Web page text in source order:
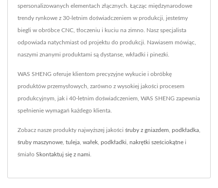
spersonalizowanych elementach złącznych. Łącząc międzynarodowe
trendy rynkowe z 30-letnim doświadczeniem w produkcji, jesteśmy
biegli w obróbce CNC, tłoczeniu i kuciu na zimno. Nasz specjalista
odpowiada natychmiast od projektu do produkcji. Nawiasem mówiąc,
naszymi znanymi produktami są dystanse, wkładki i pinezki.
WAS SHENG oferuje klientom precyzyjne wykucie i obróbkę
produktów przemysłowych, zarówno z wysokiej jakości procesem
produkcyjnym, jak i 40-letnim doświadczeniem, WAS SHENG zapewnia
spełnienie wymagań każdego klienta.
Zobacz nasze produkty najwyższej jakości śruby z gniazdem, podkładka,
śruby maszynowe, tuleja, wałek, podkładki, nakrętki sześciokątne i
śmiało Skontaktuj się z nami.